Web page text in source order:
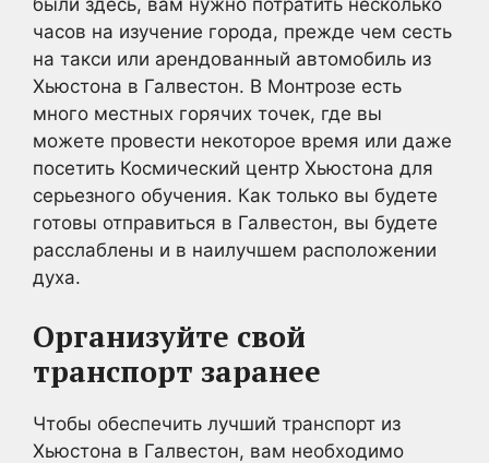
часов на изучение города, прежде чем сесть
на такси или арендованный автомобиль из
Хьюстона в Галвестон. В Монтрозе есть
много местных горячих точек, где вы
можете провести некоторое время или даже
посетить Космический центр Хьюстона для
серьезного обучения. Как только вы будете
готовы отправиться в Галвестон, вы будете
расслаблены и в наилучшем расположении
духа.
Организуйте свой
транспорт заранее
Чтобы обеспечить лучший транспорт из
Хьюстона в Галвестон, вам необходимо